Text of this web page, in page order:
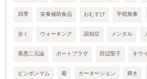
四季 栄養補助食品 おむすび 平穏無事
歩く ウォーキング 認知症 メンタル
善悪二元論 ポートプラザ 田辺聖子 キウ
ピンポンマム 菊 カーネーション 輝き